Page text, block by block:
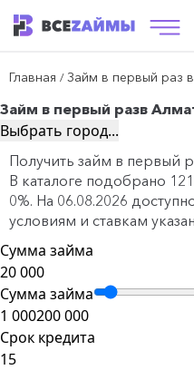
Главная / Займ в первый раз
Займ в первый разв
Выбрать город...
Получить займ в первый
В каталоге подобрано
0%. На 06.08.2026
условиям и ставкам
Сумма займа
Сумма займа
1 000200 000
Срок кредита